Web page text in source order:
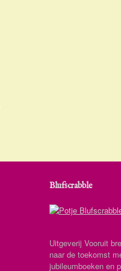
Blufscrabble
Uitgeverij Vooruit
naar de toekomst
jubileumboeken en